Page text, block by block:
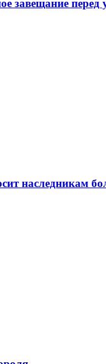
завещание перед
наследникам